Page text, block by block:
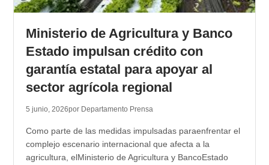
Ministerio de Agricultura y Banco
Estado impulsan crédito con
garantía estatal para apoyar al
sector agrícola regional
5 junio, 2026por Departamento Prensa
Como parte de las medidas impulsadas paraenfrentar el
complejo escenario internacional que afecta a la
agricultura, elMinisterio de Agricultura y BancoEstado